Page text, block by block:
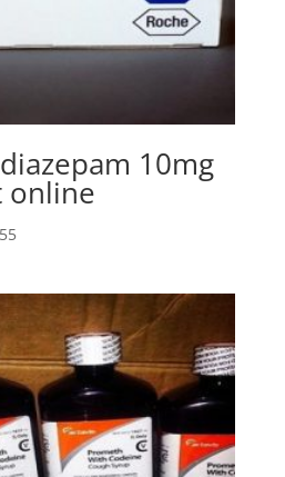
10mg
online
Prisinterval:
kr. 3934,55